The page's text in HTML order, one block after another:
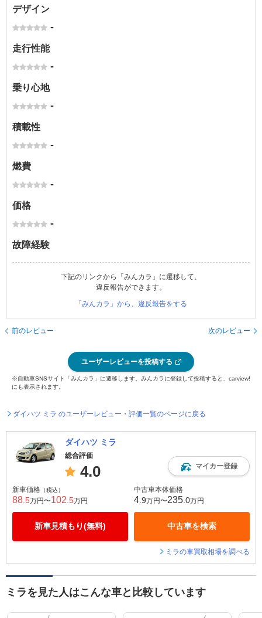
デザイン
-
走行性能
-
乗り心地
-
積載性
-
燃費
-
価格
-
故障経験
下記のリンクから「みんカラ」に遷移して、
違反報告ができます。
「みんカラ」から、違反報告をする
前のレビュー 次のレビュー
ユーザーレビューを投稿する
※自動車SNSサイト「みんカラ」に遷移します。みんカラに登録して投稿すると、carview!
にも表示されます。
ダイハツ ミラ のユーザーレビュー・評価一覧のページに戻る
ダイハツ ミラ
総合評価
4.0 マイカー登録
新車価格 （税込）
88 .5万円〜102 .5万円
新車見積もり(無料)
中古車本体価格
4 .9万円〜235 .0万円
中古車を検索
ミラの車買取相場を調べる
ミラを見た人はこんな車と比較しています